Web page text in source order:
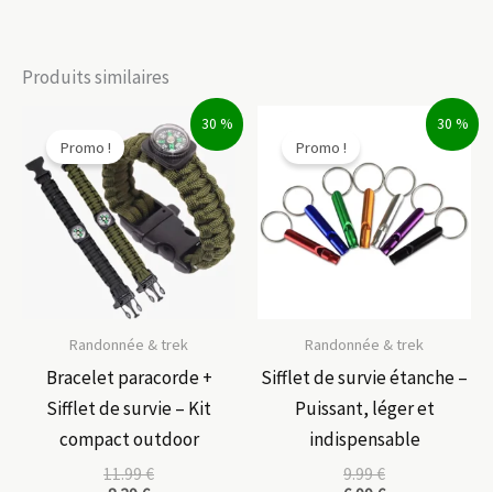
Produits similaires
30 %
Promo !
Randonnée & trek
Bracelet paracorde +
Sifflet de survie – Kit
compact outdoor
11.99€
30 %
Promo !
Randonnée & trek
Sifflet de survie étanche –
Puissant, léger et
indispensable
9.99€